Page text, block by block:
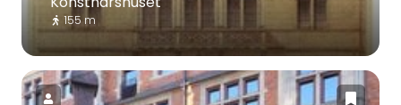
155 m